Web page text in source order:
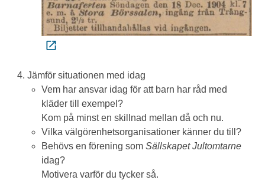
Jämför situationen med idag
Vem har ansvar idag för att barn har råd med
kläder till exempel?
Kom på minst en skillnad mellan då och nu.
Vilka välgörenhetsorganisationer känner du till?
Behövs en förening somSällskapet Jultomtarne
idag?
Motivera varför du tycker så.